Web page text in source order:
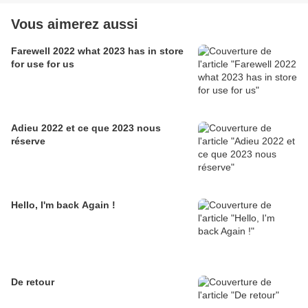
Vous aimerez aussi
Farewell 2022 what 2023 has in store
for use for us
Adieu 2022 et ce que 2023 nous
réserve
Hello, I'm back Again !
De retour